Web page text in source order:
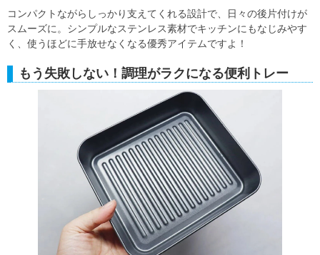
コンパクトながらしっかり支えてくれる設計で、日々の後片付けが
スムーズに。シンプルなステンレス素材でキッチンにもなじみやす
く、使うほどに手放せなくなる優秀アイテムですよ！
もう失敗しない！調理がラクになる便利トレー